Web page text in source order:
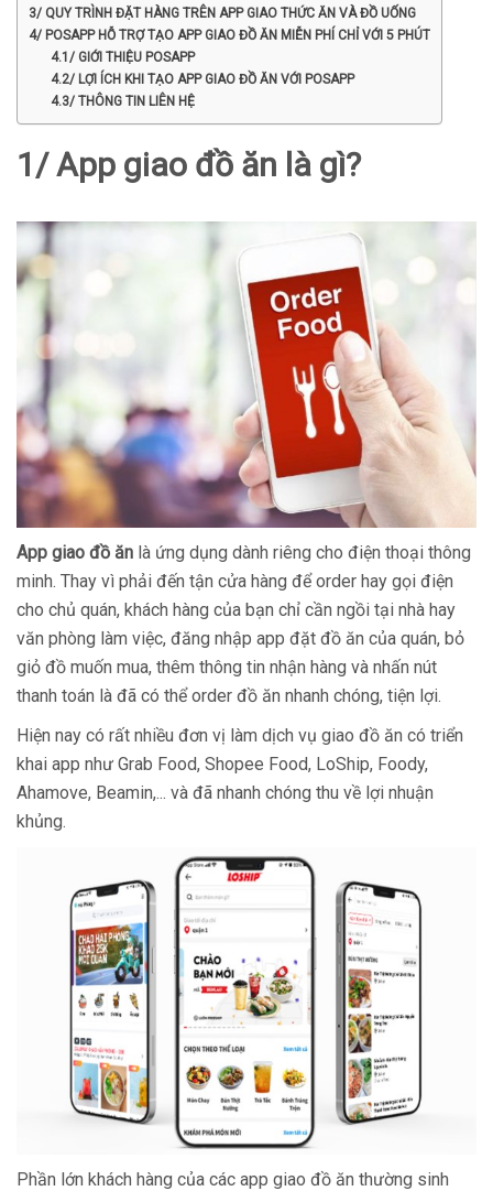
3/ QUY TRÌNH ĐẶT HÀNG TRÊN APP GIAO THỨC ĂN VÀ ĐỒ UỐNG
4/ POSAPP HỖ TRỢ TẠO APP GIAO ĐỒ ĂN MIỄN PHÍ CHỈ VỚI 5 PHÚT
4.1/ GIỚI THIỆU POSAPP
4.2/ LỢI ÍCH KHI TẠO APP GIAO ĐỒ ĂN VỚI POSAPP
4.3/ THÔNG TIN LIÊN HỆ
1/ App giao đồ ăn là gì?
App giao đồ ăn là ứng dụng dành riêng cho điện thoại thông
minh. Thay vì phải đến tận cửa hàng để order hay gọi điện
cho chủ quán, khách hàng của bạn chỉ cần ngồi tại nhà hay
văn phòng làm việc, đăng nhập app đặt đồ ăn của quán, bỏ
giỏ đồ muốn mua, thêm thông tin nhận hàng và nhấn nút
thanh toán là đã có thể order đồ ăn nhanh chóng, tiện lợi.
Hiện nay có rất nhiều đơn vị làm dịch vụ giao đồ ăn có triển
khai app như Grab Food, Shopee Food, LoShip, Foody,
Ahamove, Beamin,... và đã nhanh chóng thu về lợi nhuận
khủng.
Phần lớn khách hàng của các app giao đồ ăn thường sinh